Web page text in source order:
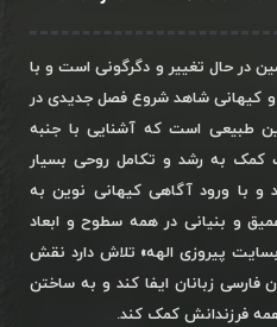
در حال تغییر و دگرگونی است و با
کیهانی شاهد شروع فصل جدیدی در
طبیعی است که آشنایی با جنبه
به رشد و تکامل روحی بسیار
با ورود آگاهی کیهانی نوین به
و بنیانی در همه سطوح و ابعاد
پیروزی الهه» تلاش دارد نقش
فارسی زبانان ایفا کند و به ساختن
فرزندانش کمک کند.